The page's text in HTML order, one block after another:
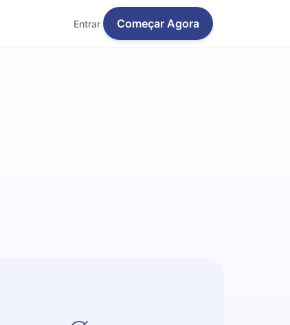
Entrar Começar Agora